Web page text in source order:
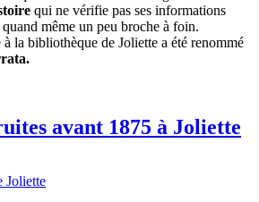
qui ne vérifie pas ses informations
même un peu broche à foin.
la bibliothèque de Joliette a été renommé
avant 1875 à Joliette